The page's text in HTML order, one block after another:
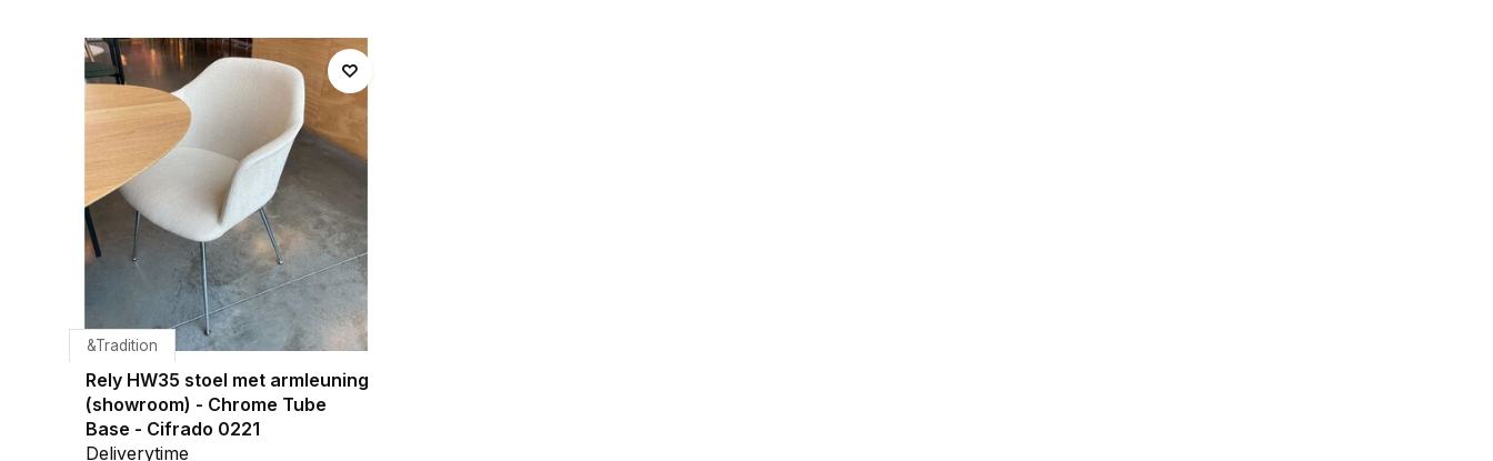
&Tradition
Rely HW35 stoel met armleuning
(showroom) - Chrome Tube
Base - Cifrado 0221
Deliverytime